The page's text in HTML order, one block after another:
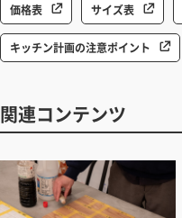
価格表 サイズ表
キッチン計画の注意ポイント
関連コンテンツ